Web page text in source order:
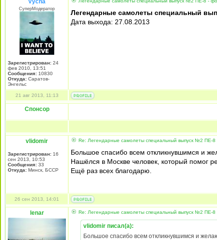
Vycha
СуперМодератор
Зарегистрирован: 24
фев 2010, 13:51
Сообщения: 10830
Откуда: Саратов-
Энгельс
Легендарные самолеты специальный
Дата выхода: 27.08.2013
21 авг 2013, 11:13
Спонсор
vlidomir
Зарегистрирован: 16
сен 2013, 10:53
Сообщения: 33
Откуда: Минск, БССР
Re: Легендарные самолеты специальный выпуск №2 ПЕ-
Большое спасибо всем откликнувшимся и
Нашёлся в Москве человек, который помог
Ещё раз всех благодарю.
26 сен 2013, 14:01
lenar Re: Легендарные самолеты специальный выпуск №2 ПЕ-
vlidomir писал(а):
Большое спасибо всем откликнувшимся и